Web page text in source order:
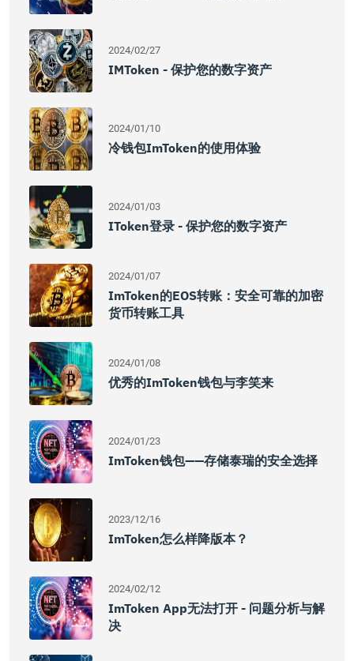
2024/02/27
IMToken - 保护您的数字资产
2024/01/10
冷钱包imToken的使用体验
2024/01/03
IToken登录 - 保护您的数字资产
2024/01/07
ImToken的EOS转账：安全可靠的加密
货币转账工具
2024/01/08
优秀的imToken钱包与李笑来
2024/01/23
ImToken钱包——存储泰瑞的安全选择
2023/12/16
ImToken怎么样降版本？
2024/02/12
ImToken App无法打开 - 问题分析与解
决